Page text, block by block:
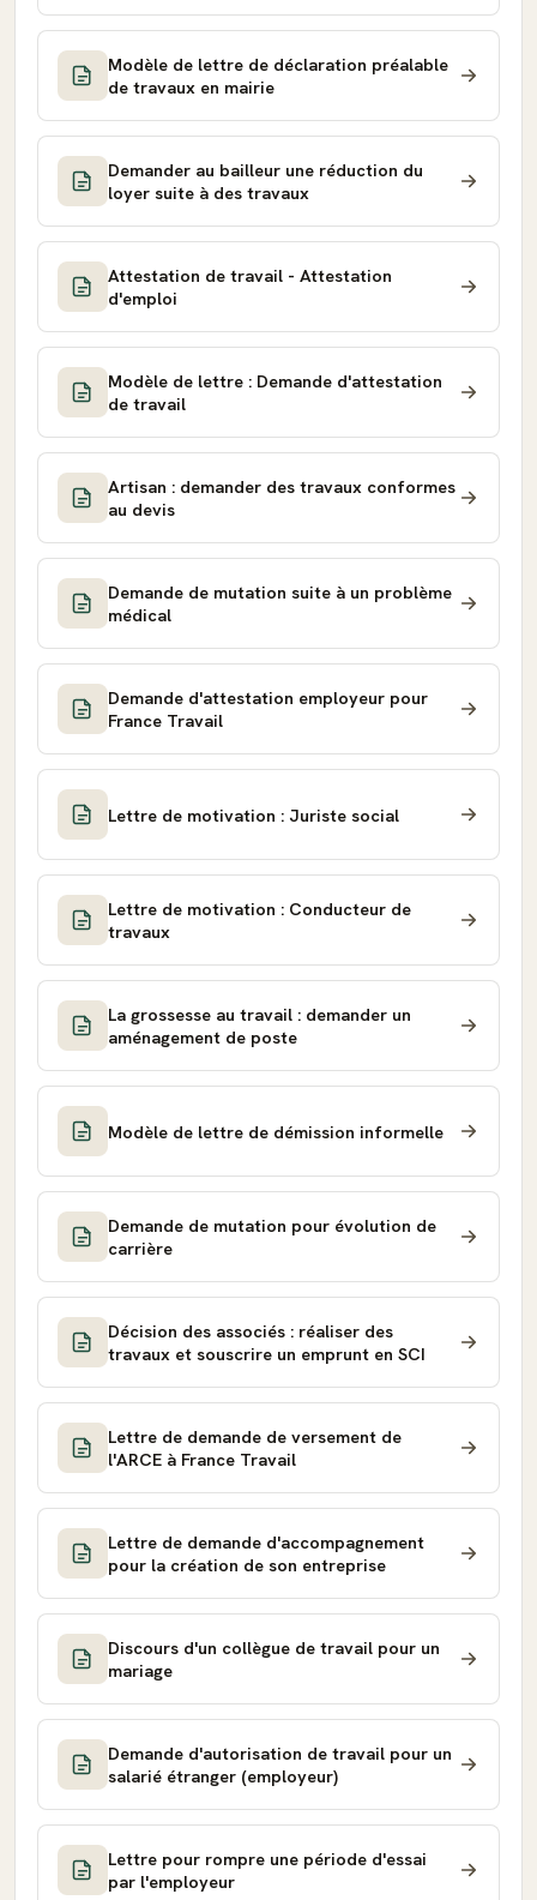
Modèle de lettre de déclaration préalable
de travaux en mairie
Demander au bailleur une réduction du
loyer suite à des travaux
Attestation de travail - Attestation
d'emploi
Modèle de lettre : Demande d'attestation
de travail
Artisan : demander des travaux conformes
au devis
Demande de mutation suite à un problème
médical
Demande d'attestation employeur pour
France Travail
Lettre de motivation : Juriste social
Lettre de motivation : Conducteur de
travaux
La grossesse au travail : demander un
aménagement de poste
Modèle de lettre de démission informelle
Demande de mutation pour évolution de
carrière
Décision des associés : réaliser des
travaux et souscrire un emprunt en SCI
Lettre de demande de versement de
l'ARCE à France Travail
Lettre de demande d'accompagnement
pour la création de son entreprise
Discours d'un collègue de travail pour un
mariage
Demande d'autorisation de travail pour un
salarié étranger (employeur)
Lettre pour rompre une période d'essai
par l'employeur